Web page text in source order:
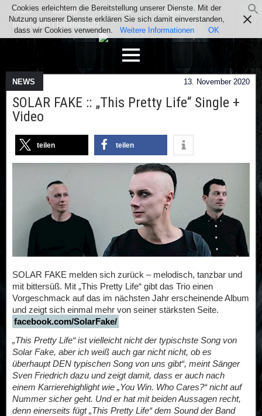
Team Kontakt Facebook
Instagram
Impressum / Datenschutz
NEWS 13. November 2020
SOLAR FAKE :: „This Pretty Life“ Single +
Video
teilen teilen
SOLAR FAKE melden sich zurück – melodisch, tanzbar und
mit bittersüß. Mit „This Pretty Life“ gibt das Trio einen
Vorgeschmack auf das im nächsten Jahr erscheinende Album
und zeigt sich einmal mehr von seiner stärksten Seite.
facebook.com/SolarFake/
„This Pretty Life“ ist vielleicht nicht der typischste Song von
Solar Fake, aber ich weiß auch gar nicht nicht, ob es
überhaupt DEN typischen Song von uns gibt“, meint Sänger
Sven Friedrich dazu und zeigt damit, dass er auch nach
einem Karrierehighlight wie „You Win. Who Cares?“ nicht auf
Nummer sicher geht. Und er hat mit beiden Aussagen recht,
denn einerseits fügt „This Pretty Life“ dem Sound der Band
Cookies erleichtern die Bereitstellung unserer Dienste. Mit der
Nutzung unserer Dienste erklären Sie sich damit einverstanden,
dass wir Cookies verwenden.
Weitere Informationen OK